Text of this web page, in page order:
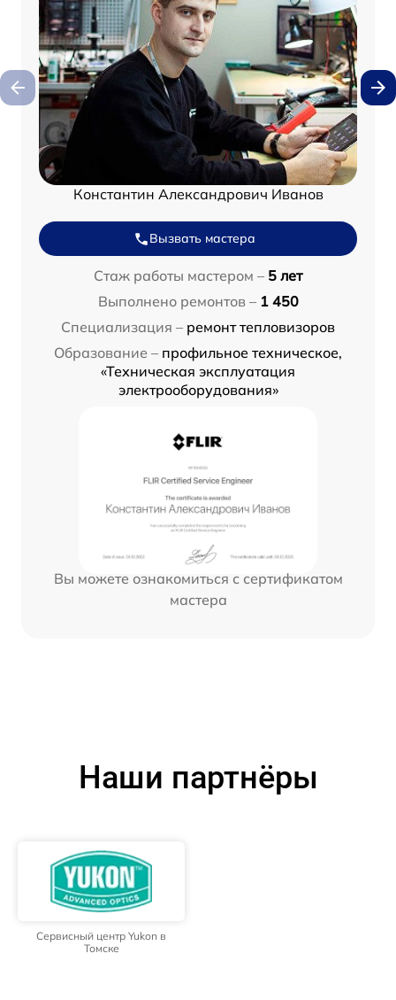
Константин Александрович Иванов
Вызвать мастера
Стаж работы мастером – 5 лет
Выполнено ремонтов – 1 450
Специализация – ремонт тепловизоров
Образование – профильное техническое,
«Техническая эксплуатация
электрооборудования»
Вы можете ознакомиться с сертификатом
мастера
Наши партнёры
Сервисный центр Yukon в
Томске